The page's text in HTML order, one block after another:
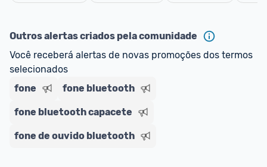
E lembre-se: você sempre pode contar ajuda da
comunidade para tirar dúvidas ou acionar os
nossos Admins marcando
comentário ou através do Fale com o Promobit.
Outros alertas criados pela comunidade
Você receberá alertas de novas promoções dos termos
selecionados
fone
fone bluetooth
fone bluetooth capacete
fone de ouvido bluetooth